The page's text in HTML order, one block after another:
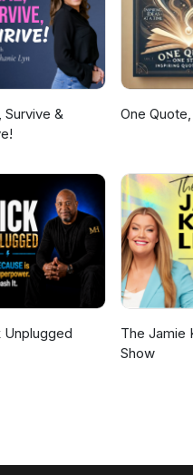
Survive &
One
Unplugged
The Jamie
Show